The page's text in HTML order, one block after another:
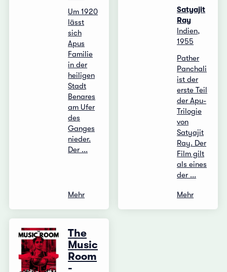
Um 1920
lässt
sich
Apus
Familie
in der
heiligen
Stadt
Benares
am Ufer
des
Ganges
nieder.
Der ...
Mehr
Satyajit
Ray
Indien,
1955
Pather
Panchali
ist der
erste Teil
der Apu-
Trilogie
von
Satyajit
Ray. Der
Film gilt
als eines
der ...
Mehr
The
Music
Room
-